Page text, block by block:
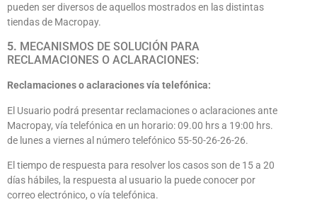
pueden ser diversos de aquellos mostrados en las distintas
tiendas de Macropay.
5. MECANISMOS DE SOLUCIÓN PARA
RECLAMACIONES O ACLARACIONES:
Reclamaciones o aclaraciones vía telefónica:
El Usuario podrá presentar reclamaciones o aclaraciones ante
Macropay, vía telefónica en un horario: 09.00 hrs a 19:00 hrs.
de lunes a viernes al número telefónico 55-50-26-26-26.
El tiempo de respuesta para resolver los casos son de 15 a 20
días hábiles, la respuesta al usuario la puede conocer por
correo electrónico, o vía telefónica.